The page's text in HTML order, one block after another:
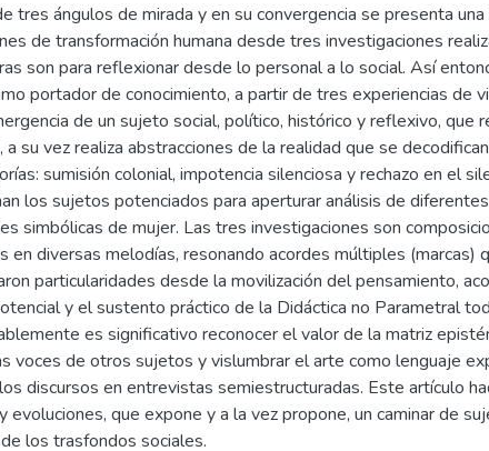
tres ángulos de mirada y en su convergencia se presenta
de transformación humana desde tres investigaciones
son para reflexionar desde lo personal a lo social. Así
portador de conocimiento, a partir de tres experiencias de
de un sujeto social, político, histórico y reflexivo, que
su vez realiza abstracciones de la realidad que se
sumisión colonial, impotencia silenciosa y rechazo en el
los sujetos potenciados para aperturar análisis de
simbólicas de mujer. Las tres investigaciones son
en diversas melodías, resonando acordes múltiples (marcas)
particularidades desde la movilización del pensamiento,
y el sustento práctico de la Didáctica no Parametral
es significativo reconocer el valor de la matriz
voces de otros sujetos y vislumbrar el arte como lenguaje
discursos en entrevistas semiestructuradas. Este artículo
que expone y a la vez propone, un caminar de
los trasfondos sociales.